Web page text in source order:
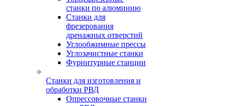
станки по алюминию
Станки для
фрезерования
дренажных отверстий
Углообжимные прессы
Углозачистные станки
Фурнитурные станции
Станки для изготовления и
обработки РВД
Опрессовочные станки